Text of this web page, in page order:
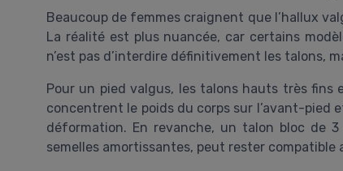
Beaucoup de femmes craignent que l’hallux
La réalité est plus nuancée, car certains
n’est pas d’interdire définitivement les talons,
Pour un pied valgus, les talons hauts très
concentrent le poids du corps sur l’avant-pied
déformation. En revanche, un talon bloc de
semelles amortissantes, peut rester compatible